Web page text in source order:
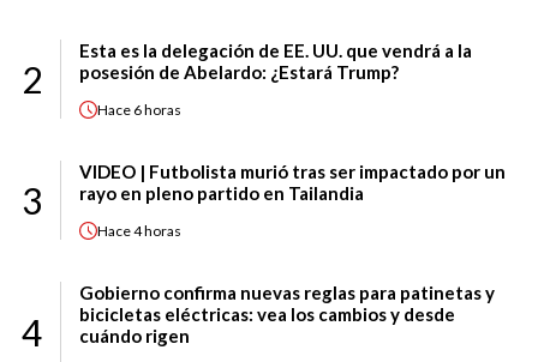
2
Esta es la delegación de EE. UU. que vendrá a la
posesión de Abelardo: ¿Estará Trump?
Hace 6 horas
3
VIDEO | Futbolista murió tras ser impactado por un
rayo en pleno partido en Tailandia
Hace4 horas
4
Gobierno confirma nuevas reglas para patinetas y
bicicletas eléctricas: vea los cambios y desde
cuándo rigen